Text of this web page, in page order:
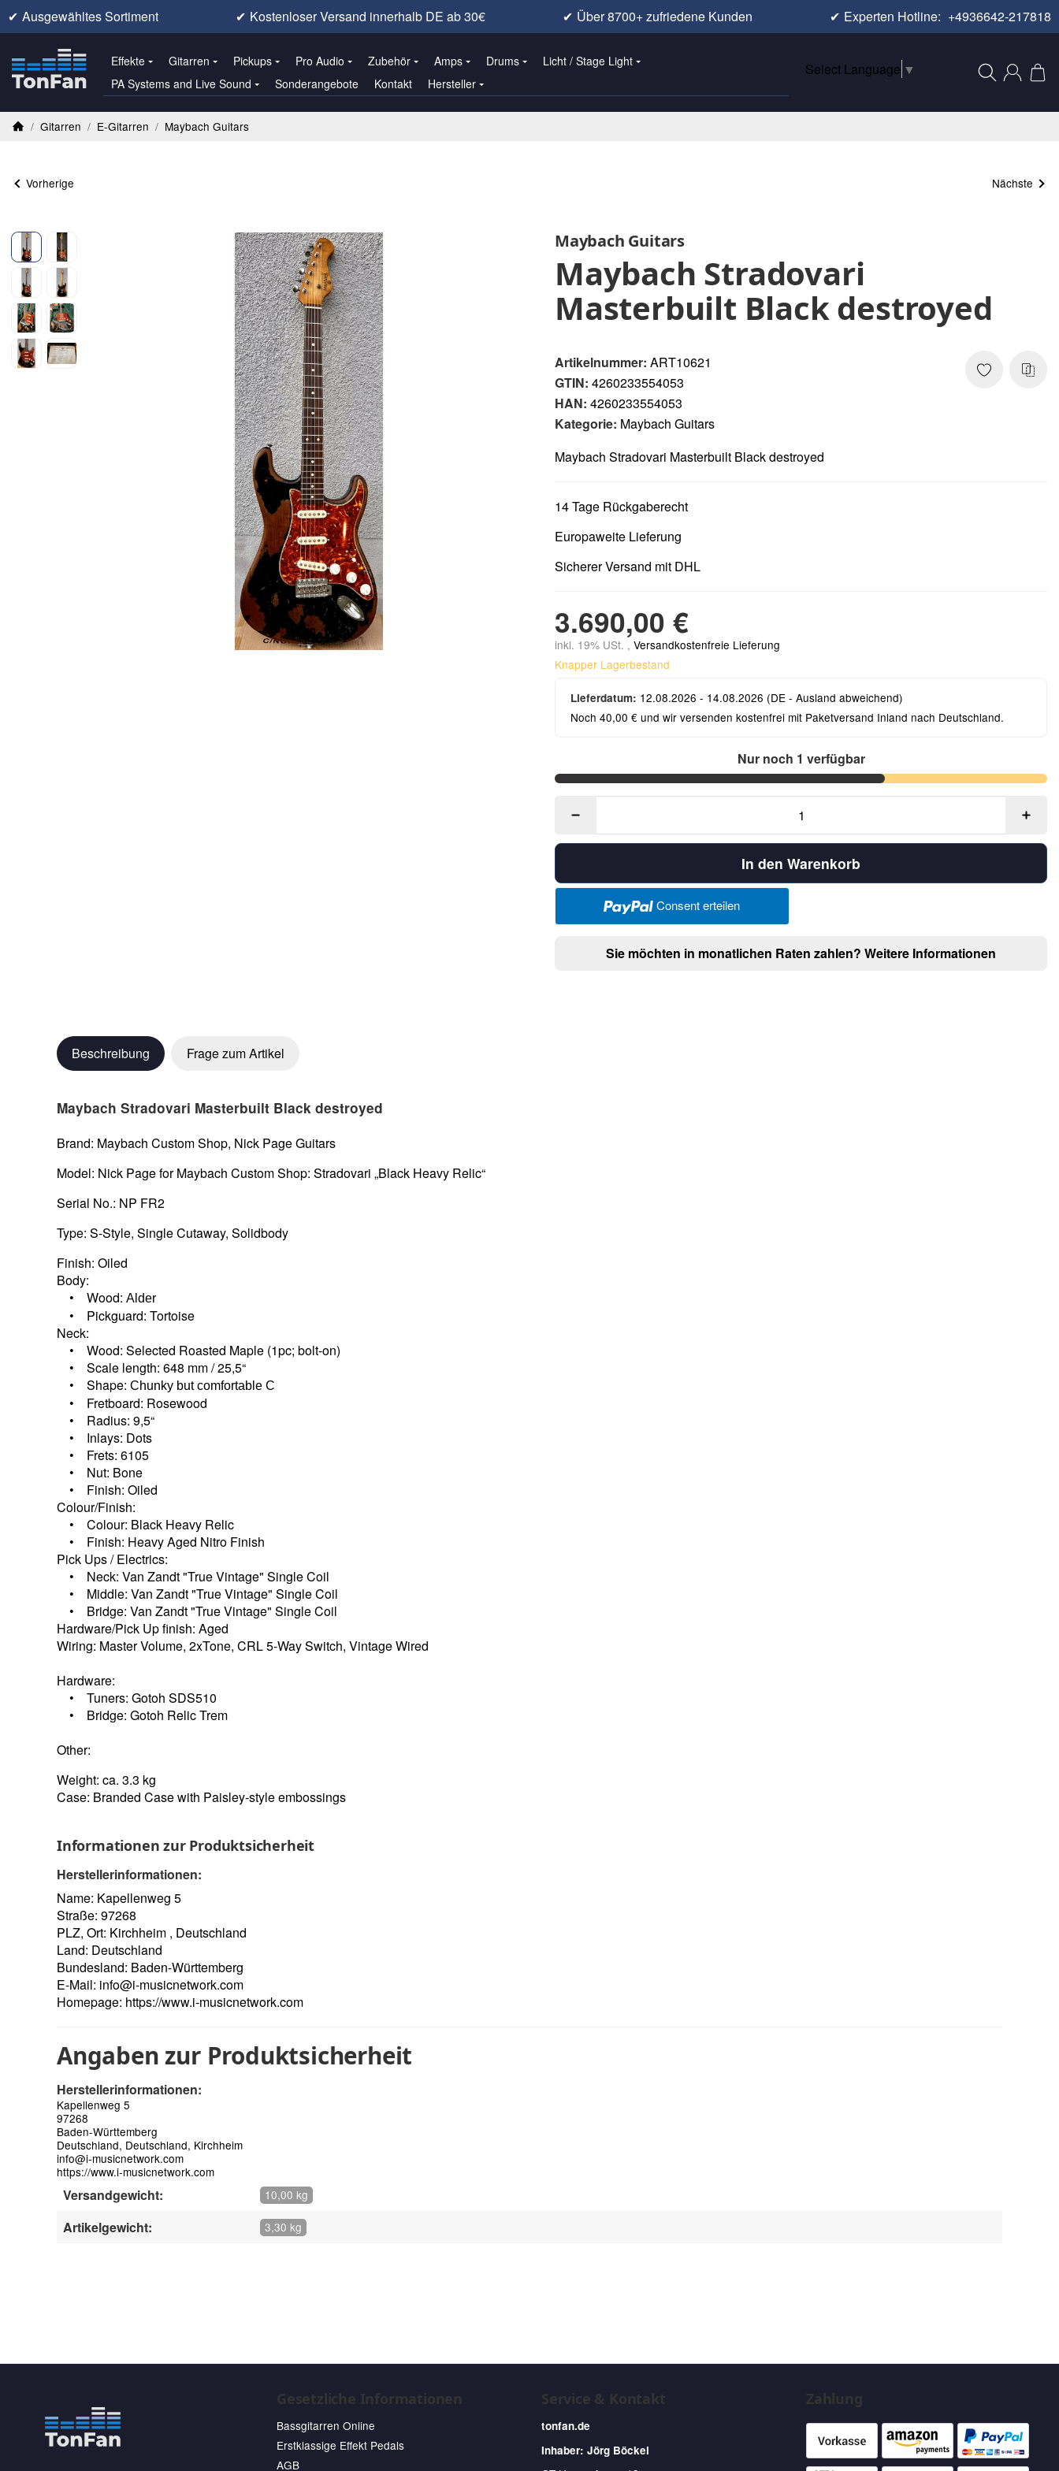
✔ Ausgewähltes Sortiment ✔ Kostenloser Versand innerhalb DE ab 30€ ✔ Über 8700+ zufriedene Kunden ✔ Experten Hotline: +4936642-217818
Effekte Gitarren Pickups Pro Audio Zubehör Amps Drums
Licht / Stage Light
PA Systems and Live Sound
Sonderangebote Kontakt Hersteller
Select Language ▼
/ Gitarren / E-Gitarren / Maybach Guitars
Vorherige Nächste
Maybach Guitars
Maybach Stradovari
Masterbuilt Black destroyed
Artikelnummer: ART10621
GTIN: 4260233554053
HAN: 4260233554053
Kategorie: Maybach Guitars
Maybach Stradovari Masterbuilt Black destroyed
14 Tage Rückgaberecht
Europaweite Lieferung
Sicherer Versand mit DHL
3.690,00 €
inkl. 19% USt. , Versandkostenfreie Lieferung
Knapper Lagerbestand
Lieferdatum: 12.08.2026 - 14.08.2026 (DE - Ausland abweichend)
Noch 40,00 € und wir versenden kostenfrei mit Paketversand Inland nach Deutschland.
Nur noch 1 verfügbar
In den Warenkorb
Consent erteilen
Sie möchten in monatlichen Raten zahlen? Weitere Informationen
Beschreibung Frage zum Artikel
Maybach Stradovari Masterbuilt Black destroyed
Brand: Maybach Custom Shop, Nick Page Guitars
Model: Nick Page for Maybach Custom Shop: Stradovari „Black Heavy Relic“
Serial No.: NP FR2
Type: S-Style, Single Cutaway, Solidbody
Finish: Oiled
Body:
• Wood: Alder
• Pickguard: Tortoise
Neck:
• Wood: Selected Roasted Maple (1pc; bolt-on)
• Scale length: 648 mm / 25,5“
• Shape: Chunky but comfortable C
• Fretboard: Rosewood
• Radius: 9,5“
• Inlays: Dots
• Frets: 6105
• Nut: Bone
• Finish: Oiled
Colour/Finish:
• Colour: Black Heavy Relic
• Finish: Heavy Aged Nitro Finish
Pick Ups / Electrics:
• Neck: Van Zandt "True Vintage" Single Coil
• Middle: Van Zandt "True Vintage" Single Coil
• Bridge: Van Zandt "True Vintage" Single Coil
Hardware/Pick Up finish: Aged
Wiring: Master Volume, 2xTone, CRL 5-Way Switch, Vintage Wired
Hardware:
• Tuners: Gotoh SDS510
• Bridge: Gotoh Relic Trem
Other:
Weight: ca. 3.3 kg
Case: Branded Case with Paisley-style embossings
Informationen zur Produktsicherheit
Herstellerinformationen:
Name: Kapellenweg 5
Straße: 97268
PLZ, Ort: Kirchheim , Deutschland
Land: Deutschland
Bundesland: Baden-Württemberg
E-Mail: info@i-musicnetwork.com
Homepage: https://www.i-musicnetwork.com
Angaben zur Produktsicherheit
Herstellerinformationen:
Kapellenweg 5
97268
Baden-Württemberg
Deutschland, Deutschland, Kirchheim
info@i-musicnetwork.com
https://www.i-musicnetwork.com
Versandgewicht: 10,00 kg
Artikelgewicht: 3,30 kg
Gesetzliche Informationen
Bassgitarren Online
Erstklassige Effekt Pedals
AGB
Service & Kontakt
tonfan.de
Inhaber: Jörg Böckel